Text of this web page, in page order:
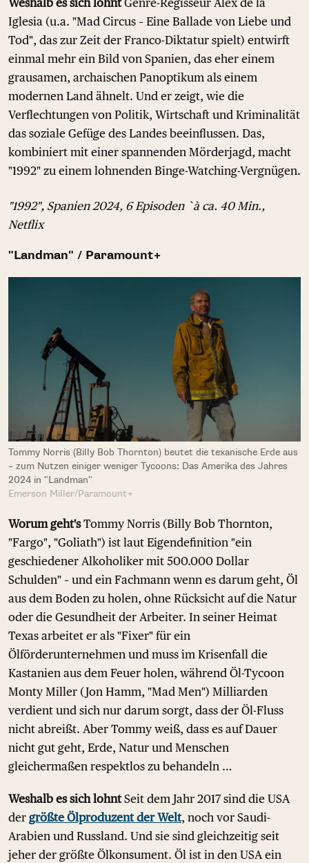
Weshalb es sich lohntGenre-Regisseur Alex de la
Iglesia (u.a. "Mad Circus – Eine Ballade von Liebe und
Tod", das zur Zeit der Franco-Diktatur spielt) entwirft
einmal mehr ein Bild von Spanien, das eher einem
grausamen, archaischen Panoptikum als einem
modernen Land ähnelt. Und er zeigt, wie die
Verflechtungen von Politik, Wirtschaft und Kriminalität
das soziale Gefüge des Landes beeinflussen. Das,
kombiniert mit einer spannenden Mörderjagd, macht
"1992" zu einem lohnenden Binge-Watching-Vergnügen.
"1992", Spanien 2024, 6 Episoden `à ca. 40 Min.,
Netflix
"Landman" / Paramount+
Tommy Norris (Billy Bob Thornton) beutet die texanische Erde aus
– zum Nutzen einiger weniger Tycoons: Das Amerika des Jahres
2024 in "Landman"
Emerson Miller/Paramount+
Worum geht'sTommy Norris (Billy Bob Thornton,
"Fargo", "Goliath") ist laut Eigendefinition "ein
geschiedener Alkoholiker mit 500.000 Dollar
Schulden" – und ein Fachmann wenn es darum geht, Öl
aus dem Boden zu holen, ohne Rücksicht auf die Natur
oder die Gesundheit der Arbeiter. In seiner Heimat
Texas arbeitet er als "Fixer" für ein
Ölförderunternehmen und muss im Krisenfall die
Kastanien aus dem Feuer holen, während Öl-Tycoon
Monty Miller (Jon Hamm, "Mad Men") Milliarden
verdient und sich nur darum sorgt, dass der Öl-Fluss
nicht abreißt. Aber Tommy weiß, dass es auf Dauer
nicht gut geht, Erde, Natur und Menschen
gleichermaßen respektlos zu behandeln …
Weshalb es sich lohntSeit dem Jahr 2017 sind die USA
der größte Ölproduzent der Welt, noch vor Saudi-
Arabien und Russland. Und sie sind gleichzeitig seit
jeher der größte Ölkonsument. Öl ist in den USA ein